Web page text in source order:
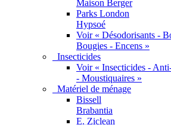
Maison Berger
Parks London
Hypsoé
Voir « Désodorisants -
Bougies - Encens »
Insecticides
Voir « Insecticides -
- Moustiquaires »
Matériel de ménage
Bissell
Brabantia
E. Ziclean